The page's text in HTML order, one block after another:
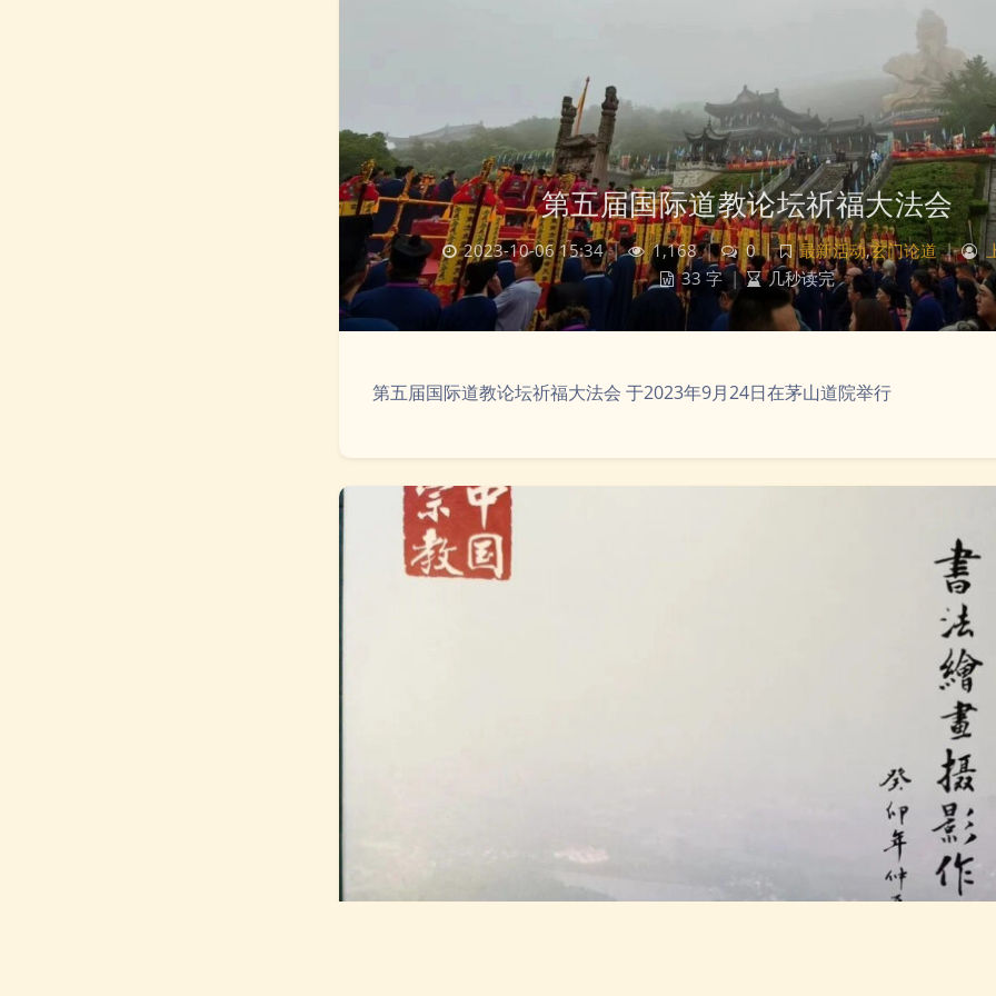
第五届国际道教论坛祈福大法会
2023-10-06 15:34 | 1,168 | 0 | 最新活动,玄门论道 |
33 字
| 几秒读完
第五届国际道教论坛祈福大法会 于2023年9月24日在茅山道院举行